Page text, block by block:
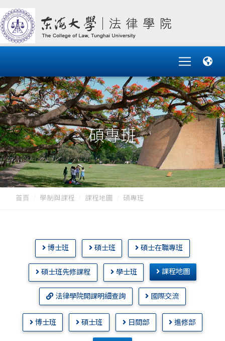
碩專班
首頁 學制與課程 課程地圖 碩專班
博士班 碩士班 碩士在職專班
碩士班先修課程 學士班 課程地圖
法律學院開課明細查詢 國際交流
博士班 碩士班 日間部 進修部